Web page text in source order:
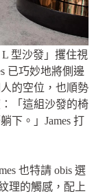
型沙發」攫住視
已巧妙地將側邊
的空位，也順勢
「這組沙發的椅
下。」James 打
也特請 obis 選
理的觸感，配上